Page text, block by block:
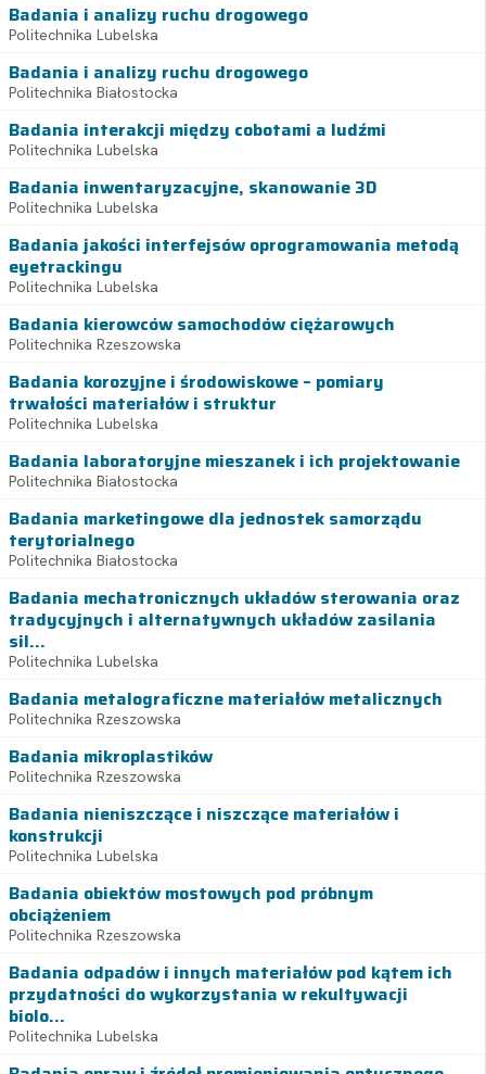
Badania i analizy ruchu drogowego
Politechnika Lubelska
Badania i analizy ruchu drogowego
Politechnika Białostocka
Badania interakcji między cobotami a ludźmi
Politechnika Lubelska
Badania inwentaryzacyjne, skanowanie 3D
Politechnika Lubelska
Badania jakości interfejsów oprogramowania metodą
eyetrackingu
Politechnika Lubelska
Badania kierowców samochodów ciężarowych
Politechnika Rzeszowska
Badania korozyjne i środowiskowe – pomiary
trwałości materiałów i struktur
Politechnika Lubelska
Badania laboratoryjne mieszanek i ich projektowanie
Politechnika Białostocka
Badania marketingowe dla jednostek samorządu
terytorialnego
Politechnika Białostocka
Badania mechatronicznych układów sterowania oraz
tradycyjnych i alternatywnych układów zasilania
sil...
Politechnika Lubelska
Badania metalograficzne materiałów metalicznych
Politechnika Rzeszowska
Badania mikroplastików
Politechnika Rzeszowska
Badania nieniszczące i niszczące materiałów i
konstrukcji
Politechnika Lubelska
Badania obiektów mostowych pod próbnym
obciążeniem
Politechnika Rzeszowska
Badania odpadów i innych materiałów pod kątem ich
przydatności do wykorzystania w rekultywacji
biolo...
Politechnika Lubelska